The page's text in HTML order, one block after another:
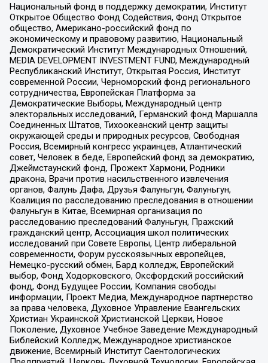
Национальный фонд в поддержку демократии, Институт
Открытое Общество Фонд Содействия, Фонд Открытое
общество, Американо-российский фонд по
экономическому и правовому развитию, Национальный
Демократический Институт Международных Отношений,
MEDIA DEVELOPMENT INVESTMENT FUND, Международный
Республиканский Институт, Открытая Россия, Институт
современной России, Черноморский фонд регионального
сотрудничества, Европейская Платформа за
Демократические Выборы, Международный центр
электоральных исследований, Германский фонд Маршалла
Соединенных Штатов, Тихоокеанский центр защиты
окружающей среды и природных ресурсов, Свободная
Россия, Всемирный конгресс украинцев, Атлантический
совет, Человек в беде, Европейский фонд за демократию,
Джеймстаунский фонд, Прожект Хармони, Родники
дракона, Врачи против насильственного извлечения
органов, Фалунь Дафа, Друзья Фалуньгун, Фалуньгун,
Коалиция по расследованию преследования в отношении
Фалуньгун в Китае, Всемирная организация по
расследованию преследований Фалуньгун, Пражский
гражданский центр, Ассоциация школ политических
исследований при Совете Европы, Центр либеральной
современности, Форум русскоязычных европейцев,
Немецко-русский обмен, Бард колледж, Европейский
выбор, Фонд Ходорковского, Оксфордский российский
фонд, Фонд Будущее России, Компания свободы
информации, Проект Медиа, Международное партнерство
за права человека, Духовное Управление Евангельских
Христиан Украинской Христианской Церкви, Новое
Поколение, Духовное Учебное Заведение Международный
Библейский Колледж, Международное христианское
движение, Всемирный Институт Саентологических